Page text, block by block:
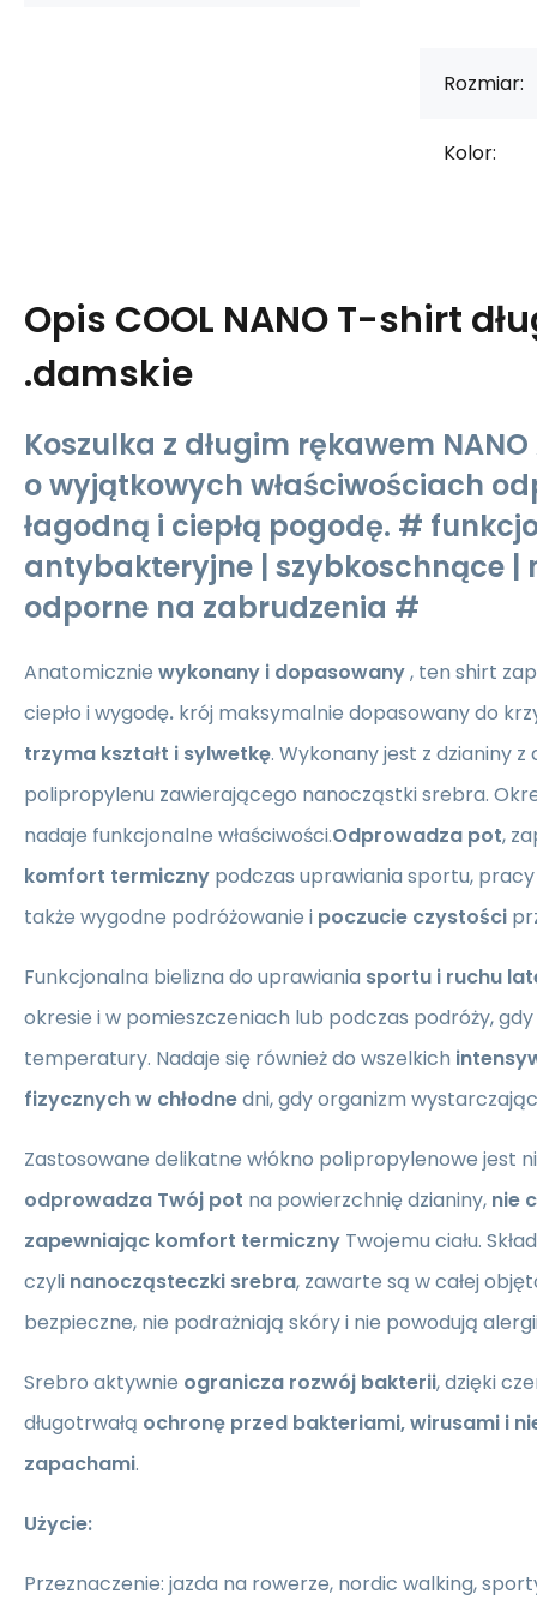
Rozmiar:
Kolor:
Opis COOL NANO T-shirt
.damskie
Koszulka z długim rękawem NANO
o wyjątkowych właściwościach
łagodną i ciepłą pogodę. #
antybakteryjne | szybkoschnące |
odporne na zabrudzenia #
Anatomicznie wykonany i dopasowany, ten shirt
ciepło i wygodę. krój maksymalnie dopasowany do
trzyma kształt i sylwetkę. Wykonany jest z dzianiny
polipropylenu zawierającego nanocząstki srebra.
nadaje funkcjonalne właściwości.Odprowadza pot,
komfort termiczny podczas uprawiania sportu,
także wygodne podróżowanie i poczucie czystości
Funkcjonalna bielizna do uprawiania sportu i ruchu
okresie i w pomieszczeniach lub podczas podróży, gdy
temperatury. Nadaje się również do wszelkich
fizycznych w chłodnedni, gdy organizm
Zastosowane delikatne włókno polipropylenowe jest
odprowadza Twój pot na powierzchnię dzianiny, nie
zapewniając komfort termiczny Twojemu ciału.
czyli nanocząsteczki srebra, zawarte są w całej
bezpieczne, nie podrażniają skóry i nie powodują
Srebro aktywnie ogranicza rozwój bakterii, dzięki
długotrwałą ochronę przed bakteriami, wirusami i
zapachami.
Użycie:
Przeznaczenie: jazda na rowerze, nordic walking,